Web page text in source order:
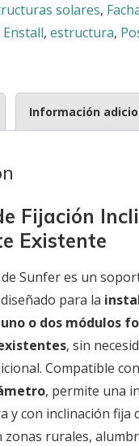
solares,
Enstall, estructura,
Información
Fijación
Existente
de Sunfer es un
para la
o dos módulos
, sin
Compatible
, permite una
y con inclinación fija
zonas rurales,